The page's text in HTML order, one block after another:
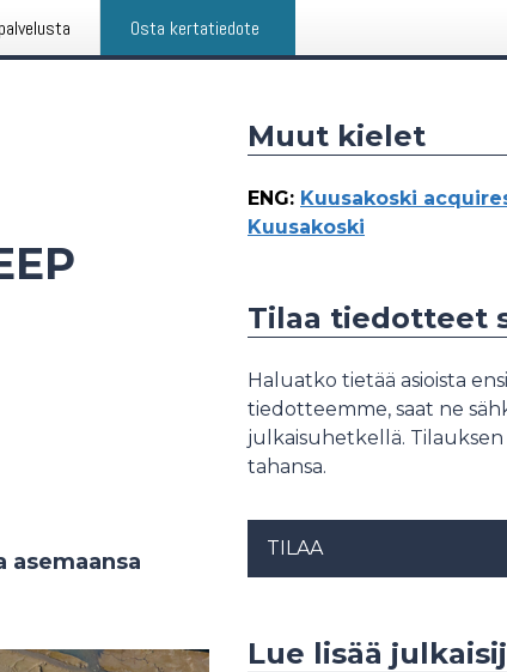
Osta kertatiedote
Muut kielet
ENG: Kuusakoski
Kuusakoski
Tilaa tiedotteet
Haluatko tietää asioista
tiedotteemme, saat ne
julkaisuhetkellä.
tahansa.
TILAA
Lue lisää